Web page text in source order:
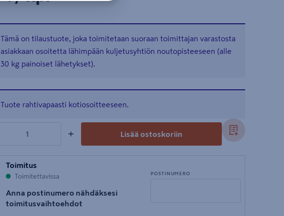
Tämä on tilaustuote, joka toimitetaan suoraan toimittajan varastosta
asiakkaan osoitetta lähimpään kuljetusyhtiön noutopisteeseen (alle
30 kg painoiset lähetykset).
Tuote rahtivapaasti kotiosoitteeseen.
+ Lisää ostoskoriin
Toimitus
Toimitettavissa
Anna postinumero nähdäksesi
toimitusvaihtoehdot
POSTINUMERO